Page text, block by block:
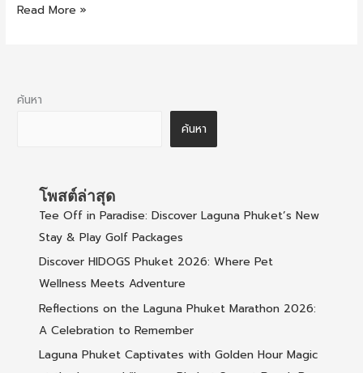
Read More »
ค้นหา
ค้นหา
โพสต์ล่าสุด
Tee Off in Paradise: Discover Laguna Phuket’s New
Stay & Play Golf Packages
Discover HIDOGS Phuket 2026: Where Pet
Wellness Meets Adventure
Reflections on the Laguna Phuket Marathon 2026:
A Celebration to Remember
Laguna Phuket Captivates with Golden Hour Magic